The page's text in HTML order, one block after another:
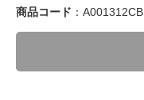
商品コード ：A001312CB